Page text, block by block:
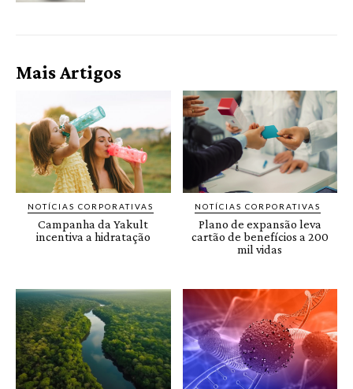
Mais Artigos
NOTÍCIAS CORPORATIVAS
Campanha da Yakult
incentiva a hidratação
NOTÍCIAS CORPORATIVAS
Plano de expansão leva
cartão de benefícios a 200
mil vidas